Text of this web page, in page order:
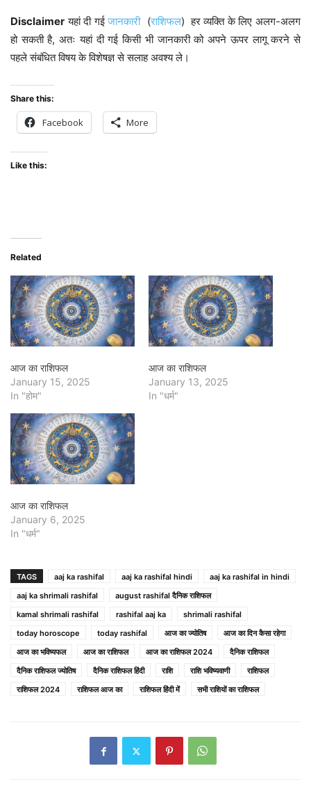
Disclaimer यहां दी गईजानकारी(राशिफल) हर व्यक्ति के लिए अलग-अलग
हो सकती है, अतः यहां दी गई किसी भी जानकारी को अपने ऊपर लागू करने से
पहले संबंधित विषय के विशेषज्ञ से सलाह अवश्य ले।
Share this:
Facebook More
Like this:
Related
आज का राशिफल
January 15, 2025
In "होम"
आज का राशिफल
January 13, 2025
In "धर्म"
आज का राशिफल
January 6, 2025
In "धर्म"
TAGS aaj ka rashifal aaj ka rashifal hindi
aaj ka rashifal in hindi
aaj ka shrimali rashifal
august rashifal दैनिक राशिफल
kamal shrimali rashifal
rashifal aaj ka
shrimali rashifal
today horoscope
today rashifal आज का ज्योतिष
आज का दिन कैसा रहेगा
आज का भविष्यफल
आज का राशिफल आज का राशिफल 2024
दैनिक राशिफल
दैनिक राशिफल ज्योतिष
दैनिक राशिफल हिंदी राशि राशि भविष्यवाणी
राशिफल
राशिफल 2024
राशिफल आज का राशिफल हिंदी में सभी राशियों का राशिफल